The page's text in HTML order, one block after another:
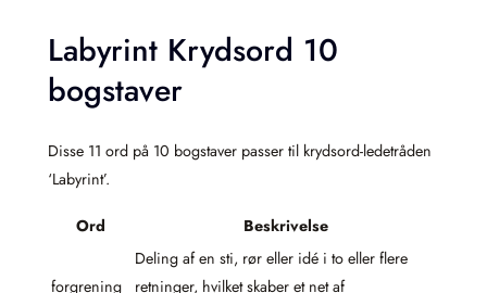
Labyrint Krydsord 10
bogstaver
Disse 11 ord på 10 bogstaver passer til krydsord-ledetråden
‘Labyrint’.
Ord Beskrivelse
forgrening
Deling af en sti, rør eller idé i to eller flere
retninger, hvilket skaber et net af